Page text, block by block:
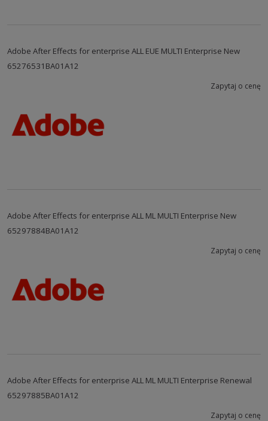
Adobe After Effects for enterprise ALL EUE MULTI Enterprise New
65276531BA01A12
Zapytaj o cenę
Adobe After Effects for enterprise ALL ML MULTI Enterprise New
65297884BA01A12
Zapytaj o cenę
Adobe After Effects for enterprise ALL ML MULTI Enterprise Renewal
65297885BA01A12
Zapytaj o cenę